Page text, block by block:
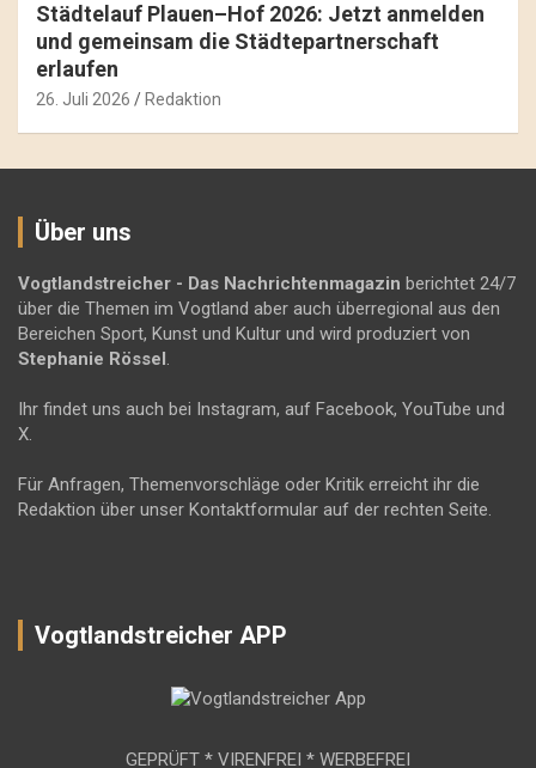
Städtelauf Plauen–Hof 2026: Jetzt anmelden
und gemeinsam die Städtepartnerschaft
erlaufen
26. Juli 2026 Redaktion
Über uns
Vogtlandstreicher - Das Nachrichtenmagazin berichtet 24/7
über die Themen im Vogtland aber auch überregional aus den
Bereichen Sport, Kunst und Kultur und wird produziert von
Stephanie Rössel .
Ihr findet uns auch bei Instagram, auf Facebook, YouTube und
X.
Für Anfragen, Themenvorschläge oder Kritik erreicht ihr die
Redaktion über unser Kontaktformular auf der rechten Seite.
Vogtlandstreicher APP
GEPRÜFT * VIRENFREI * WERBEFREI